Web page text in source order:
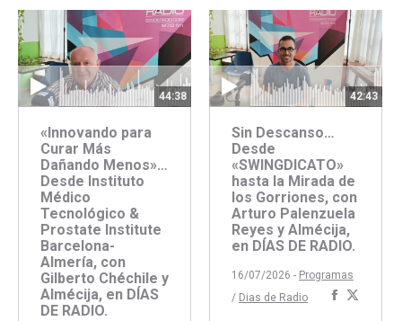
44:38
«Innovando para
Curar Más
Dañando Menos»…
Desde Instituto
Médico
Tecnológico &
Prostate Institute
Barcelona-
Almería, con
Gilberto Chéchile y
Almécija, en DÍAS
DE RADIO.
42:43
Sin Descanso…
Desde
«SWINGDICATO»
hasta la Mirada de
los Gorriones, con
Arturo Palenzuela
Reyes y Almécija,
en DÍAS DE RADIO.
16/07/2026 - Programas
/ Dias de Radio
Compartir